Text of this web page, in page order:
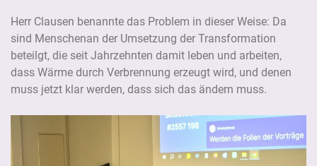
Herr Clausen benannte das Problem in dieser Weise: Da
sind Menschenan der Umsetzung der Transformation
beteilgt, die seit Jahrzehnten damit leben und arbeiten,
dass Wärme durch Verbrennung erzeugt wird, und denen
muss jetzt klar werden, dass sich das ändern muss.